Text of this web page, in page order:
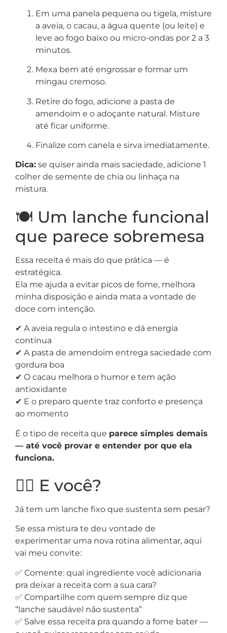
Em uma panela pequena ou tigela, misture
a aveia, o cacau, a água quente (ou leite) e
leve ao fogo baixo ou micro-ondas por 2 a 3
minutos.
Mexa bem até engrossar e formar um
mingau cremoso.
Retire do fogo, adicione a pasta de
amendoim e o adoçante natural. Misture
até ficar uniforme.
Finalize com canela e sirva imediatamente.
Dica: se quiser ainda mais saciedade, adicione 1
colher de semente de chia ou linhaça na
mistura.
🍽️ Um lanche funcional
que parece sobremesa
Essa receita é mais do que prática — é
estratégica.
Ela me ajuda a evitar picos de fome, melhora
minha disposição e ainda mata a vontade de
doce com intenção.
✔ A aveia regula o intestino e dá energia
contínua
✔ A pasta de amendoim entrega saciedade com
gordura boa
✔ O cacau melhora o humor e tem ação
antioxidante
✔ E o preparo quente traz conforto e presença
ao momento
É o tipo de receita que parece simples demais
— até você provar e entender por que ela
funciona.
🙋‍♀️ E você?
Já tem um lanche fixo que sustenta sem pesar?
Se essa mistura te deu vontade de
experimentar uma nova rotina alimentar, aqui
vai meu convite:
✅ Comente: qual ingrediente você adicionaria
pra deixar a receita com a sua cara?
✅ Compartilhe com quem sempre diz que
“lanche saudável não sustenta”
✅ Salve essa receita pra quando a fome bater —